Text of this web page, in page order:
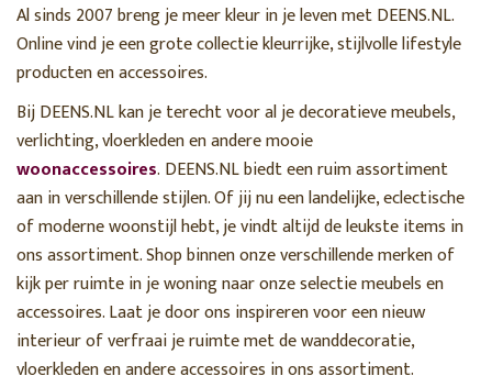
Al sinds 2007 breng je meer kleur in je leven met DEENS.NL.
Online vind je een grote collectie kleurrijke, stijlvolle lifestyle
producten en accessoires.
Bij DEENS.NL kan je terecht voor al je decoratieve meubels,
verlichting, vloerkleden en andere mooie
woonaccessoires. DEENS.NL biedt een ruim assortiment
aan in verschillende stijlen. Of jij nu een landelijke, eclectische
of moderne woonstijl hebt, je vindt altijd de leukste items in
ons assortiment. Shop binnen onze verschillende merken of
kijk per ruimte in je woning naar onze selectie meubels en
accessoires. Laat je door ons inspireren voor een nieuw
interieur of verfraai je ruimte met de wanddecoratie,
vloerkleden en andere accessoires in ons assortiment.